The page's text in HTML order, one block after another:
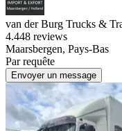
van der Burg Trucks &
4.448 reviews
Maarsbergen, Pays-Bas
Par requête
Envoyer un message